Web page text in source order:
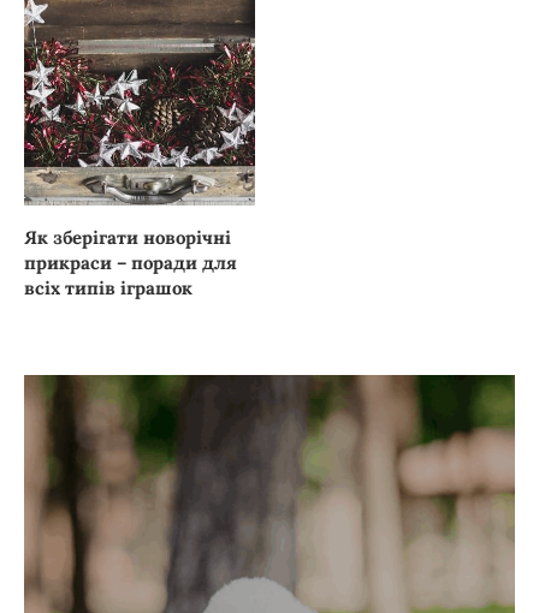
Як зберігати новорічні
прикраси – поради для
всіх типів іграшок